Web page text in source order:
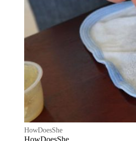
HowDoesShe
HowDoesShe